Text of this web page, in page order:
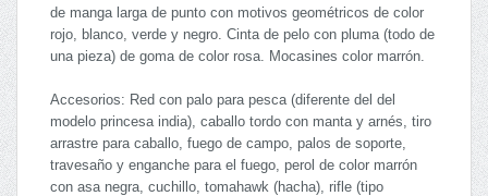
de manga larga de punto con motivos geométricos de color
rojo, blanco, verde y negro. Cinta de pelo con pluma (todo de
una pieza) de goma de color rosa. Mocasines color marrón.
Accesorios: Red con palo para pesca (diferente del del
modelo princesa india), caballo tordo con manta y arnés, tiro
arrastre para caballo, fuego de campo, palos de soporte,
travesaño y enganche para el fuego, perol de color marrón
con asa negra, cuchillo, tomahawk (hacha), rifle (tipo